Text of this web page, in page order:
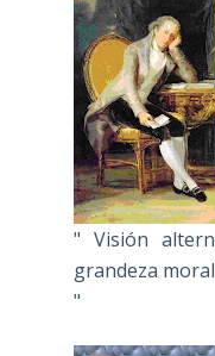
" Visión
grandeza
"